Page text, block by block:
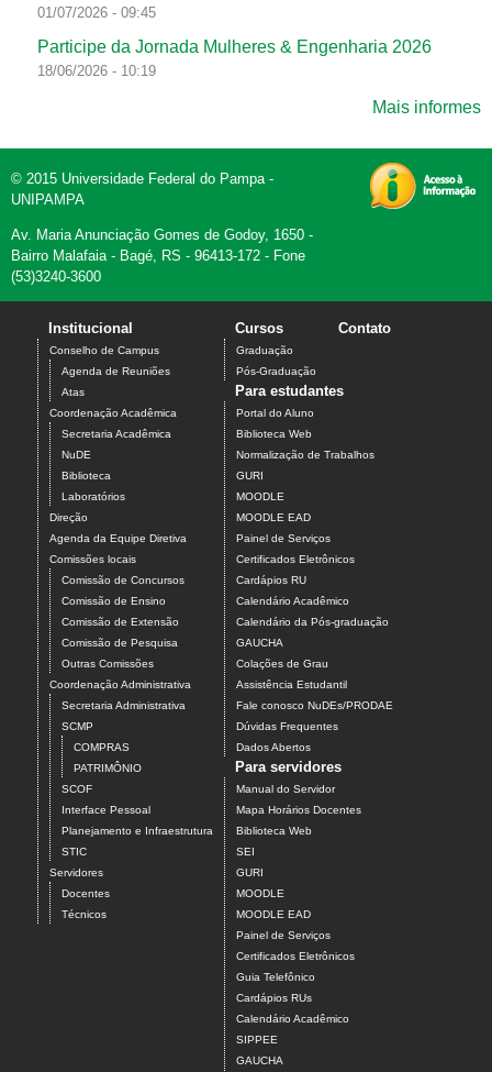
01/07/2026 - 09:45
Participe da Jornada Mulheres & Engenharia 2026
18/06/2026 - 10:19
Mais informes
© 2015 Universidade Federal do Pampa -
UNIPAMPA
Av. Maria Anunciação Gomes de Godoy, 1650 -
Bairro Malafaia - Bagé, RS - 96413-172 - Fone
(53)3240-3600
Institucional
Conselho de Campus
Agenda de Reuniões
Atas
Coordenação Acadêmica
Secretaria Acadêmica
NuDE
Biblioteca
Laboratórios
Direção
Agenda da Equipe Diretiva
Comissões locais
Comissão de Concursos
Comissão de Ensino
Comissão de Extensão
Comissão de Pesquisa
Outras Comissões
Coordenação Administrativa
Secretaria Administrativa
SCMP
COMPRAS
PATRIMÔNIO
SCOF
Interface Pessoal
Planejamento e Infraestrutura
STIC
Servidores
Docentes
Técnicos
Cursos
Graduação
Pós-Graduação
Contato
Para estudantes
Portal do Aluno
Biblioteca Web
Normalização de Trabalhos
GURI
MOODLE
MOODLE EAD
Painel de Serviços
Certificados Eletrônicos
Cardápios RU
Calendário Acadêmico
Calendário da Pós-graduação
GAUCHA
Colações de Grau
Assistência Estudantil
Fale conosco NuDEs/PRODAE
Dúvidas Frequentes
Dados Abertos
Para servidores
Manual do Servidor
Mapa Horários Docentes
Biblioteca Web
SEI
GURI
MOODLE
MOODLE EAD
Painel de Serviços
Certificados Eletrônicos
Guia Telefônico
Cardápios RUs
Calendário Acadêmico
SIPPEE
GAUCHA